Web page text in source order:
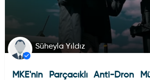
Süheyla Yıldız
MKE'nin Parçacıklı Anti-Dron